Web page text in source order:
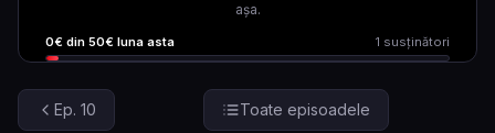
așa.
0€ din 50€ luna asta 1 susținători
Ep. 10 Toate episoadele